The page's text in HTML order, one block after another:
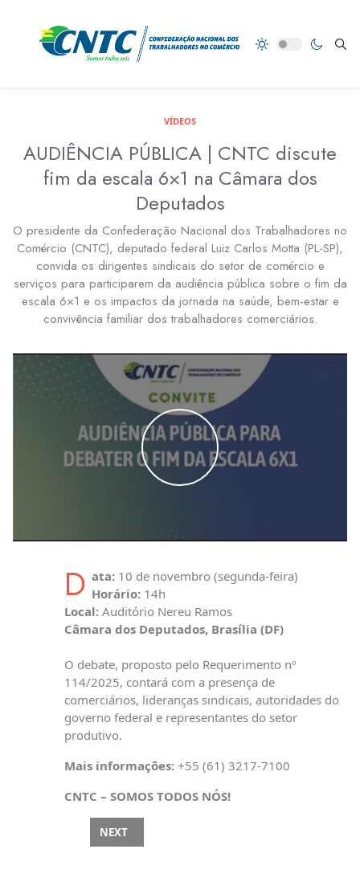
VÍDEOS
AUDIÊNCIA PÚBLICA | CNTC discute
fim da escala 6×1 na Câmara dos
Deputados
O presidente da Confederação Nacional dos Trabalhadores no
Comércio (CNTC), deputado federal Luiz Carlos Motta (PL-SP),
convida os dirigentes sindicais do setor de comércio e
serviços para participarem da audiência pública sobre o fim da
escala 6×1 e os impactos da jornada na saúde, bem-estar e
convivência familiar dos trabalhadores comerciários.
WATCH THE VIDEO
D ata: 10 de novembro (segunda-feira)
Horário: 14h
Local: Auditório Nereu Ramos
Câmara dos Deputados, Brasília (DF)
O debate, proposto pelo Requerimento nº
114/2025, contará com a presença de
comerciários, lideranças sindicais, autoridades do
governo federal e representantes do setor
produtivo.
Mais informações: +55 (61) 3217-7100
CNTC – SOMOS TODOS NÓS!
NEXT ARTICLE: MOTTA VOTA A FAVOR DA
NEXT